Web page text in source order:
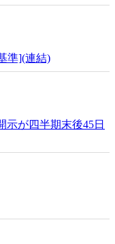
準](連結)
示が四半期末後45日